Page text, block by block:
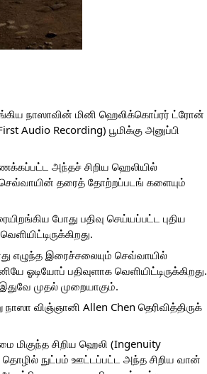
நாஸாவின் மினி ஹெலிக்கொப்ரர் ட்ரோன்
Audio Recording) பூமிக்கு அனுப்பி
அந்தச் சிறிய ஹெலியில்
தரைத் தோற்றப்படங் களையும்
போது பதிவு செய்யப்பட்ட புதிய
எழுந்த இரைச்சலையும் செவ்வாயில்
ஓடியோப் பதிவுளாக வெளியிட்டிருக்கிறது.
முதல் முறையாகும்.
விஞ்ஞானி Allen Chen தெரிவித்திருக்
மிகுந்த சிறிய ஹெலி (Ingenuity
நுட்பம் ஊட்டப்பட்ட அந்த சிறிய வான்